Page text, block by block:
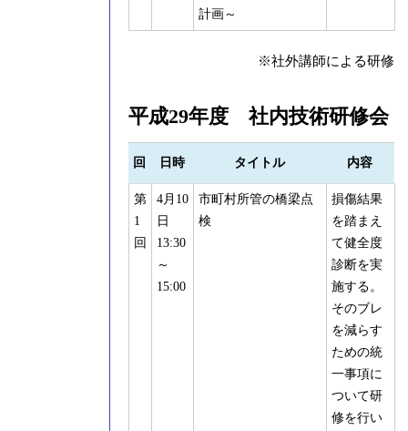
計画～
※社外講師による研修
平成29年度 社内技術研修会
回 日時 タイトル 内容
第
1
回
4月10
日
13:30
～
15:00
市町村所管の橋梁点
検
損傷結果
を踏まえ
て健全度
診断を実
施する。
そのブレ
を減らす
ための統
一事項に
ついて研
修を行い